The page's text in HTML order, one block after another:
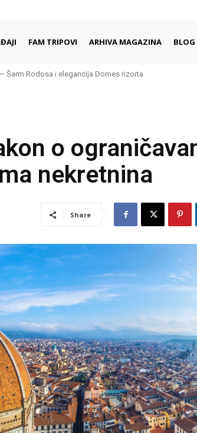
FAM TRIPOVI ARHIVA MAGAZINA BLOG
Šarm Rodosa i elegancija Domes rizorta
o
nekretnina
Share